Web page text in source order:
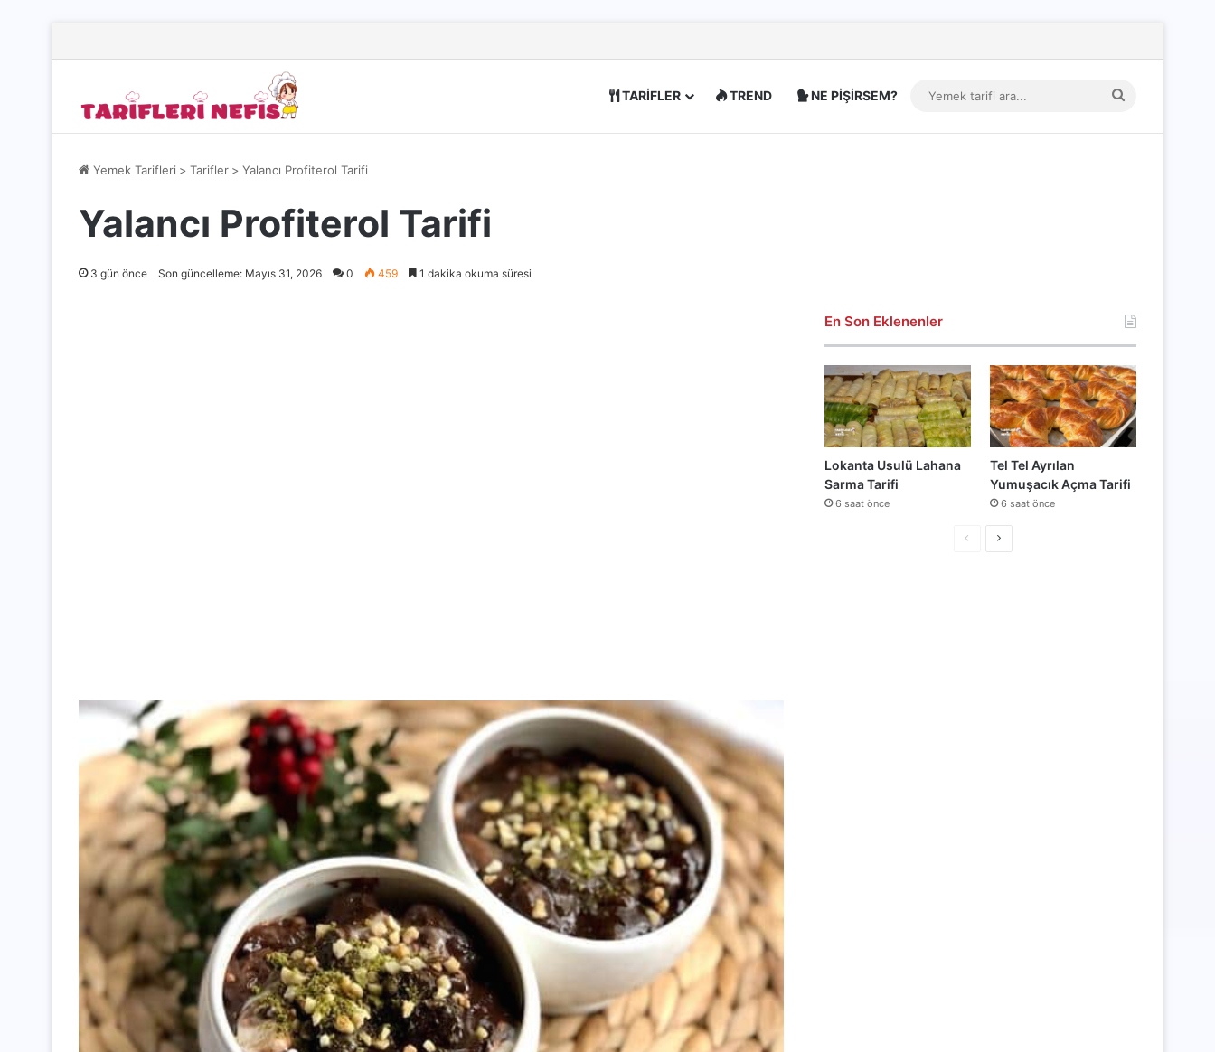
TARİFLER TREND NE PİŞİRSEM?
Yemek Tarifleri > Tarifler > Yalancı Profiterol Tarifi
Yalancı Profiterol Tarifi
3 gün önce Son güncelleme: Mayıs 31, 2026 0 459 1 dakika okuma süresi
En Son Eklenenler
Lokanta Usulü Lahana
Sarma Tarifi
6 saat önce
Tel Tel Ayrılan
Yumuşacık Açma Tarifi
6 saat önce
ÖncekiSonraki